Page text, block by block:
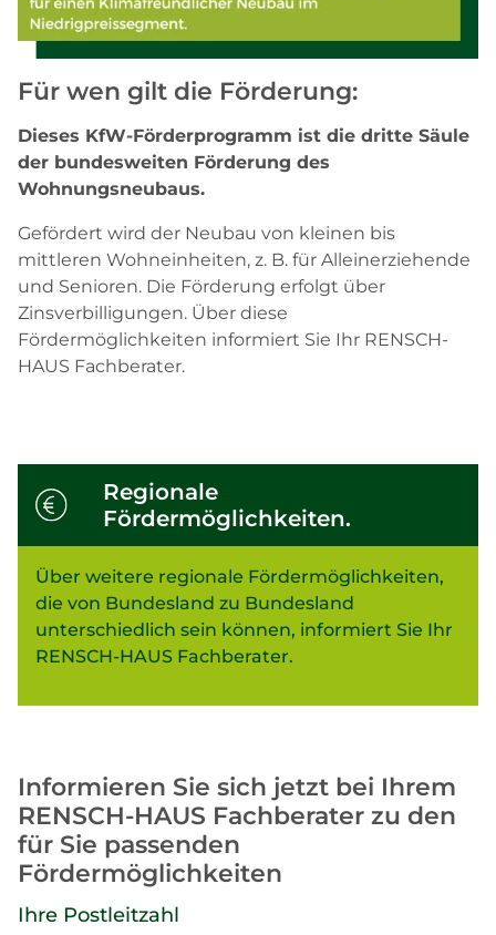
Für wen gilt die Förderung:
Dieses KfW-Förderprogramm ist die dritte Säule
der bundesweiten Förderung des
Wohnungsneubaus.
Gefördert wird der Neubau von kleinen bis
mittleren Wohneinheiten, z. B. für Alleinerziehende
und Senioren. Die Förderung erfolgt über
Zinsverbilligungen. Über diese
Fördermöglichkeiten informiert Sie Ihr RENSCH-
HAUS Fachberater.
Regionale
Fördermöglichkeiten.
Über weitere regionale Fördermöglichkeiten,
die von Bundesland zu Bundesland
unterschiedlich sein können, informiert Sie Ihr
RENSCH-HAUS Fachberater.
Informieren Sie sich jetzt bei Ihrem
RENSCH-HAUS Fachberater zu den
für Sie passenden
Fördermöglichkeiten
Ihre Postleitzahl